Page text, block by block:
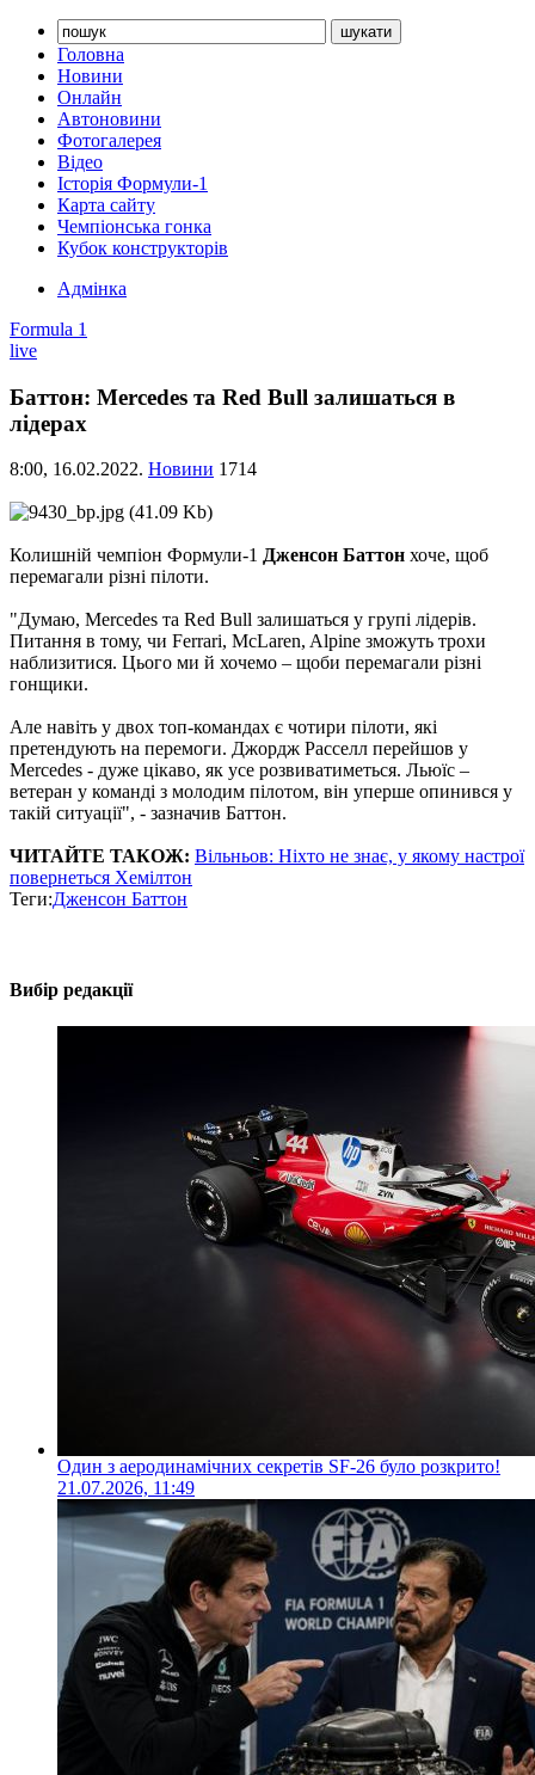
Головна
Новини
Онлайн
Автоновини
Фотогалерея
Відео
Історія Формули-1
Карта сайту
Чемпіонська гонка
Кубок конструкторів
Адмінка
Formula 1
live
Баттон: Mercedes та Red Bull залишаться в
лідерах
8:00, 16.02.2022. Новини 1714
Колишній чемпіон Формули-1 Дженсон Баттон хоче, щоб
перемагали різні пілоти.
"Думаю, Mercedes та Red Bull залишаться у групі лідерів.
Питання в тому, чи Ferrari, McLaren, Alpine зможуть трохи
наблизитися. Цього ми й хочемо – щоби перемагали різні
гонщики.
Але навіть у двох топ-командах є чотири пілоти, які
претендують на перемоги. Джордж Расселл перейшов у
Mercedes - дуже цікаво, як усе розвиватиметься. Льюїс –
ветеран у команді з молодим пілотом, він уперше опинився у
такій ситуації", - зазначив Баттон.
ЧИТАЙТЕ ТАКОЖ: Вільньов: Ніхто не знає, у якому настрої
повернеться Хемілтон
Теги:Дженсон Баттон
Вибір редакції
Один з аеродинамічних секретів SF-26 було розкрито!
21.07.2026, 11:49